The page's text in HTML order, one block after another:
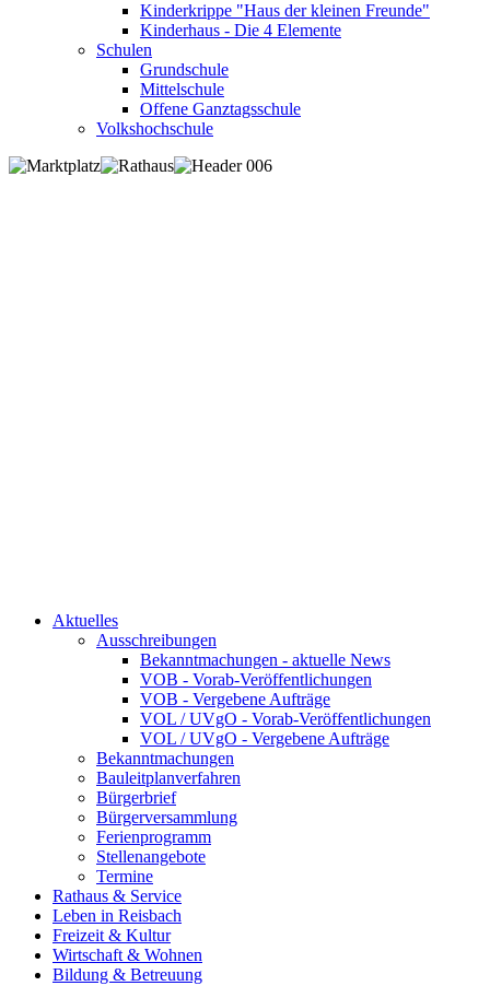
Kinderkrippe "Haus der kleinen Freunde"
Kinderhaus - Die 4 Elemente
Schulen
Grundschule
Mittelschule
Offene Ganztagsschule
Volkshochschule
Aktuelles
Ausschreibungen
Bekanntmachungen - aktuelle News
VOB - Vorab-Veröffentlichungen
VOB - Vergebene Aufträge
VOL / UVgO - Vorab-Veröffentlichungen
VOL / UVgO - Vergebene Aufträge
Bekanntmachungen
Bauleitplanverfahren
Bürgerbrief
Bürgerversammlung
Ferienprogramm
Stellenangebote
Termine
Rathaus & Service
Leben in Reisbach
Freizeit & Kultur
Wirtschaft & Wohnen
Bildung & Betreuung